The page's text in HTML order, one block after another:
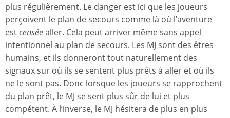
plus régulièrement. Le danger est ici que les joueurs
perçoivent le plan de secours comme là où l’aventure
estcenséealler. Cela peut arriver même sans appel
intentionnel au plan de secours. Les MJ sont des êtres
humains, et ils donneront tout naturellement des
signaux sur où ils se sentent plus prêts à aller et où ils
ne le sont pas. Donc lorsque les joueurs se rapprochent
du plan prêt, le MJ se sent plus sûr de lui et plus
compétent. À l’inverse, le MJ hésitera de plus en plus